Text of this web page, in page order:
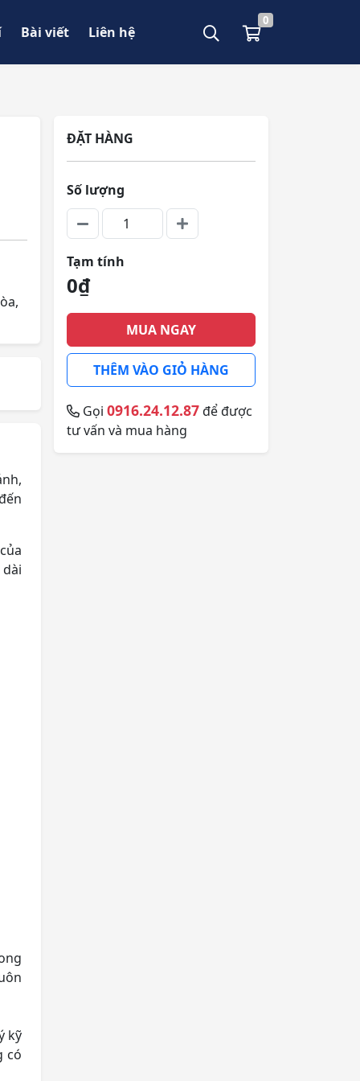
Bài viết Liên hệ
0
kỹ
có
ĐẶT HÀNG
Số lượng
Tạm tính
0₫
MUA NGAY
THÊM VÀO GIỎ HÀNG
Gọi 0916.24.12.87để được
tư vấn và mua hàng